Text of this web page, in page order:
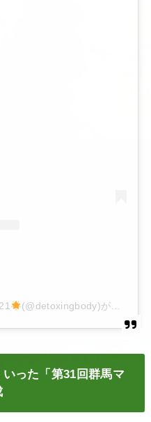
(@detoxingbody)がシェアした投稿
った「第31回群馬マ